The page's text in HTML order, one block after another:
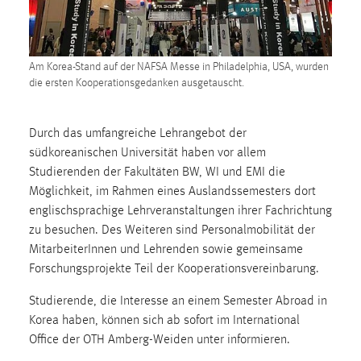
Am Korea-Stand auf der NAFSA Messe in Philadelphia, USA, wurden
die ersten Kooperationsgedanken ausgetauscht.
Durch das umfangreiche Lehrangebot der
südkoreanischen Universität haben vor allem
Studierenden der Fakultäten BW, WI und EMI die
Möglichkeit, im Rahmen eines Auslandssemesters dort
englischsprachige Lehrveranstaltungen ihrer Fachrichtung
zu besuchen. Des Weiteren sind Personalmobilität der
MitarbeiterInnen und Lehrenden sowie gemeinsame
Forschungsprojekte Teil der Kooperationsvereinbarung.
Studierende, die Interesse an einem Semester Abroad in
Korea haben, können sich ab sofort im International
Office der OTH Amberg-Weiden unter informieren.
1 Jahr
Performance
Zweck:
Für performante Seitenauslieferung wird in diesem Cookie
gespeichert, ob man eingeloggt ist.
Sprachpräferenz
Name:
site-language-preference
Zweck:
Das Cookie speichert die gewählte Sprache der Website.